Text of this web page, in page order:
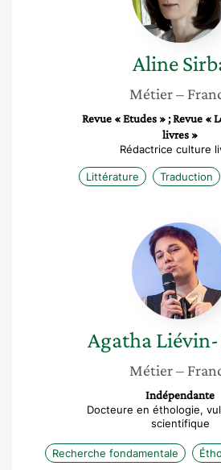
Aline
Métier–
Revue « Etudes » ; Revue «
livres »
Rédactrice culture
Littérature Traduction
Agatha
Liévin-
Bazin
Agatha
Métier–
Indépendante
Docteure en éthologie,
scientifique
Recherche fondamentale